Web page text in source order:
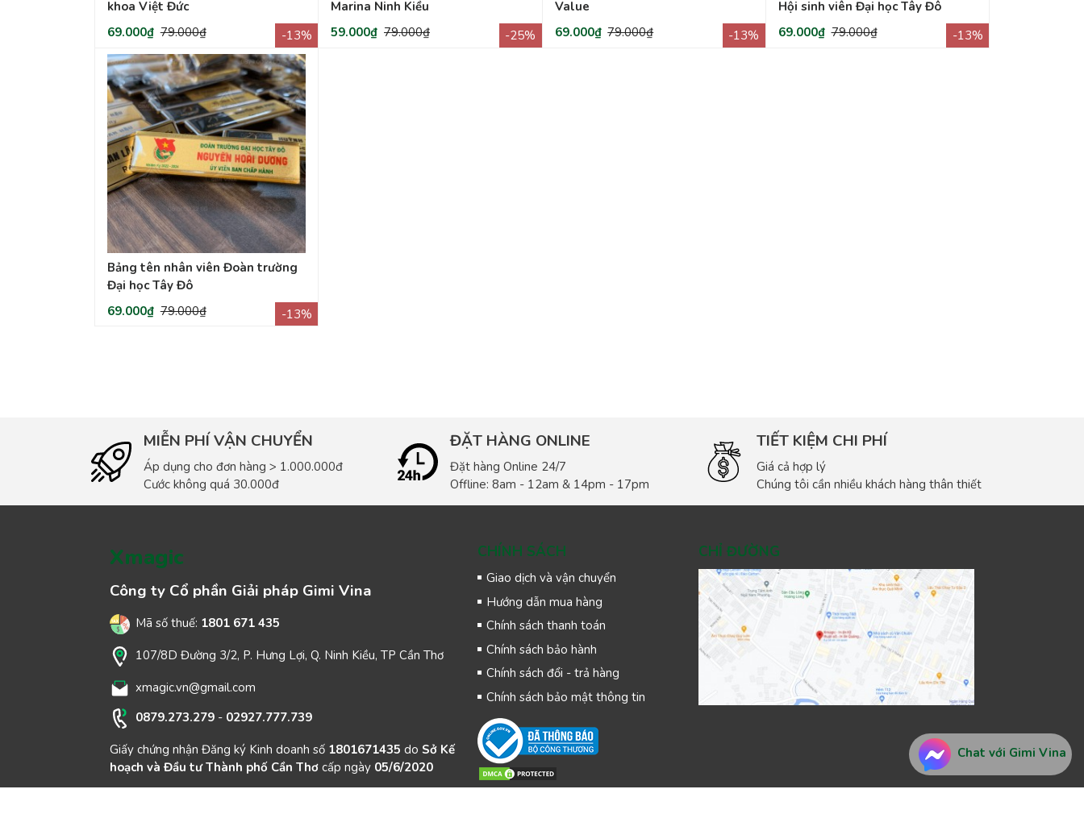
khoa Việt Đức
69.000₫ 79.000₫ -13%
Marina Ninh Kiều
59.000₫ 79.000₫ -25%
Value
69.000₫ 79.000₫ -13%
Hội sinh viên Đại học Tây Đô
69.000₫ 79.000₫ -13%
Bảng tên nhân viên Đoàn trường
Đại học Tây Đô
69.000₫ 79.000₫ -13%
MIỄN PHÍ VẬN CHUYỂN
Áp dụng cho đơn hàng > 1.000.000đ
Cước không quá 30.000đ
ĐẶT HÀNG ONLINE
Đặt hàng Online 24/7
Offline: 8am - 12am & 14pm - 17pm
TIẾT KIỆM CHI PHÍ
Giá cả hợp lý
Chúng tôi cần nhiều khách hàng thân thiết
Xmagic
Công ty Cổ phần Giải pháp Gimi Vina
Mã số thuế: 1801 671 435
107/8D Đường 3/2, P. Hưng Lợi, Q. Ninh Kiều, TP Cần Thơ
xmagic.vn@gmail.com
0879.273.279 - 02927.777.739
Giấy chứng nhận Đăng ký Kinh doanh số 1801671435 do Sở Kế
hoạch và Đầu tư Thành phố Cần Thơcấp ngày 05/6/2020
CHÍNH SÁCH
Giao dịch và vận chuyển
Hướng dẫn mua hàng
Chính sách thanh toán
Chính sách bảo hành
Chính sách đổi - trả hàng
Chính sách bảo mật thông tin
CHỈ ĐƯỜNG
Chat với Gimi Vina